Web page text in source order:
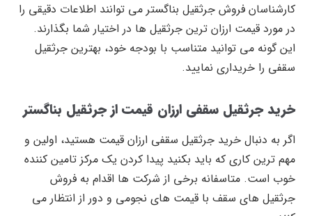
کارشناسان فروش جرثقیل بناگستر می توانند اطلاعات دقیقی را
در مورد قیمت ارزان ترین جرثقیل ها در اختیار شما بگذارند.
این گونه می توانید متناسب با بودجه خود، بهترین جرثقیل
سقفی را خریداری نمایید.
خرید جرثقیل سقفی ارزان قیمت از جرثقیل بناگستر
اگر به دنبال خرید جرثقیل سقفی ارزان قیمت هستید، اولین و
مهم ترین کاری که باید بکنید پیدا کردن یک مرکز تامین کننده
خوب است. متاسفانه برخی از شرکت ها اقدام به فروش
جرثقیل های سقف با قیمت های نجومی و دور از انتظار می